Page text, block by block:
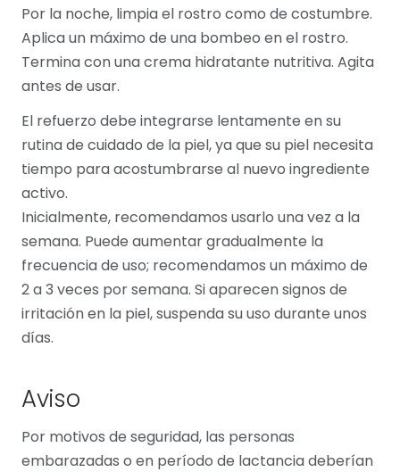
Por la noche, limpia el rostro como de costumbre.
Aplica un máximo de una bombeo en el rostro.
Termina con una crema hidratante nutritiva. Agita
antes de usar.
El refuerzo debe integrarse lentamente en su
rutina de cuidado de la piel, ya que su piel necesita
tiempo para acostumbrarse al nuevo ingrediente
activo.
Inicialmente, recomendamos usarlo una vez a la
semana. Puede aumentar gradualmente la
frecuencia de uso; recomendamos un máximo de
2 a 3 veces por semana. Si aparecen signos de
irritación en la piel, suspenda su uso durante unos
días.
Aviso
Por motivos de seguridad, las personas
embarazadas o en período de lactancia deberían